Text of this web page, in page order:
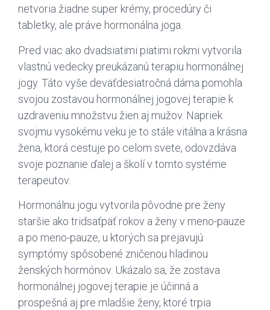
netvoria žiadne super krémy, procedúry či
tabletky, ale práve hormonálna joga.
Pred viac ako dvadsiatimi piatimi rokmi vytvorila
vlastnú vedecky preukázanú terapiu hormonálnej
jogy. Táto vyše deväťdesiatročná dáma pomohla
svojou zostavou hormonálnej jogovej terapie k
uzdraveniu množstvu žien aj mužov. Napriek
svojmu vysokému veku je to stále vitálna a krásna
žena, ktorá cestuje po celom svete, odovzdáva
svoje poznanie ďalej a školí v tomto systéme
terapeutov.
Hormonálnu jogu vytvorila pôvodne pre ženy
staršie ako tridsaťpäť rokov a ženy v meno-pauze
a po meno-pauze, u ktorých sa prejavujú
symptómy spôsobené zničenou hladinou
ženských hormónov. Ukázalo sa, že zostava
hormonálnej jogovej terapie je účinná a
prospešná aj pre mladšie ženy, ktoré trpia